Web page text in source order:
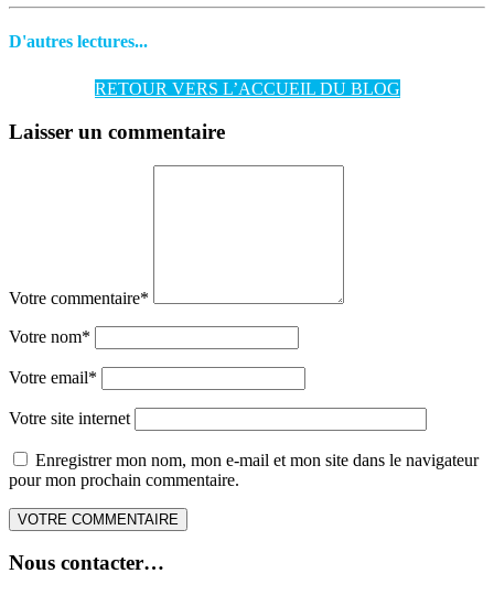
D'autres lectures...
RETOUR VERS L’ACCUEIL DU BLOG
Laisser un commentaire
Votre commentaire*
Votre nom*
Votre email*
Votre site internet
Enregistrer mon nom, mon e-mail et mon site dans le navigateur
pour mon prochain commentaire.
Nous contacter…